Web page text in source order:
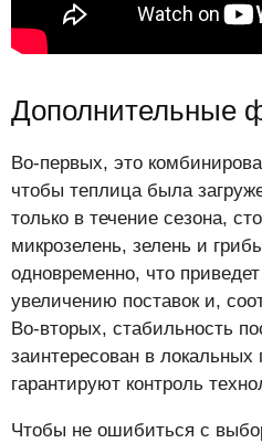
Дополнительные
Во-первых, это
чтобы теплица была
только в течение сезона,
микрозелень, зелень и
одновременно, что
увеличению поставок и,
Во-вторых, стабильность
заинтересован в
гарантируют контроль
Чтобы не ошибиться с